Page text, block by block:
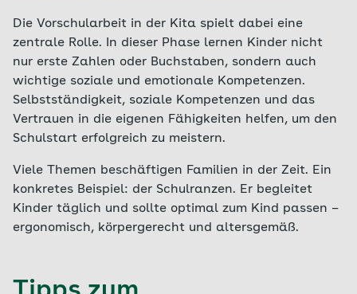
Die Vorschularbeit in der Kita spielt dabei eine
zentrale Rolle. In dieser Phase lernen Kinder nicht
nur erste Zahlen oder Buchstaben, sondern auch
wichtige soziale und emotionale Kompetenzen.
Selbstständigkeit, soziale Kompetenzen und das
Vertrauen in die eigenen Fähigkeiten helfen, um den
Schulstart erfolgreich zu meistern.
Viele Themen beschäftigen Familien in der Zeit. Ein
konkretes Beispiel: der Schulranzen. Er begleitet
Kinder täglich und sollte optimal zum Kind passen –
ergonomisch, körpergerecht und altersgemäß.